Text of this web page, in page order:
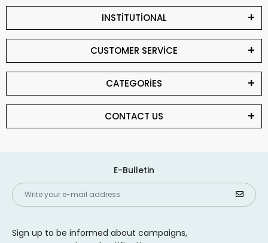
INSTİTUTİONAL
CUSTOMER SERVİCE
CATEGORİES
CONTACT US
E-Bulletin
Sign up to be informed about campaigns,